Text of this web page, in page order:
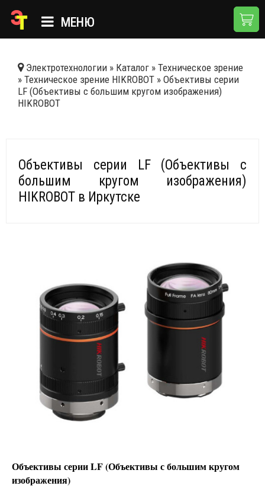
МЕНЮ
КАТАЛОГ
О КОМПАНИИ
ДОСТАВКА И ОПЛАТА
КОНТАКТЫ
Электротехнологии » Каталог » Техническое зрение
» Техническое зрение HIKROBOT » Объективы серии
LF (Объективы с большим кругом изображения)
HIKROBOT
Объективы серии LF (Объективы с
большим кругом изображения)
HIKROBOT в Иркутске
Объективы серии LF (Объективы с большим кругом
изображения)